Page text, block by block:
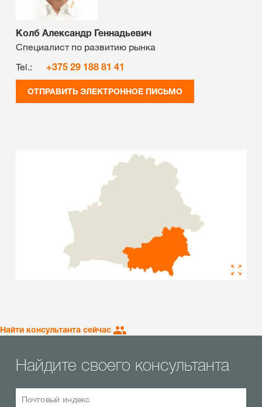
Колб Александр Геннадьевич
Специалист по развитию рынка
Tel.:
+375 29 188 81 41
ОТПРАВИТЬ ЭЛЕКТРОННОЕ ПИСЬМО
Найти консультанта сейчас
Найдите своего консультанта
Почтовый индекс